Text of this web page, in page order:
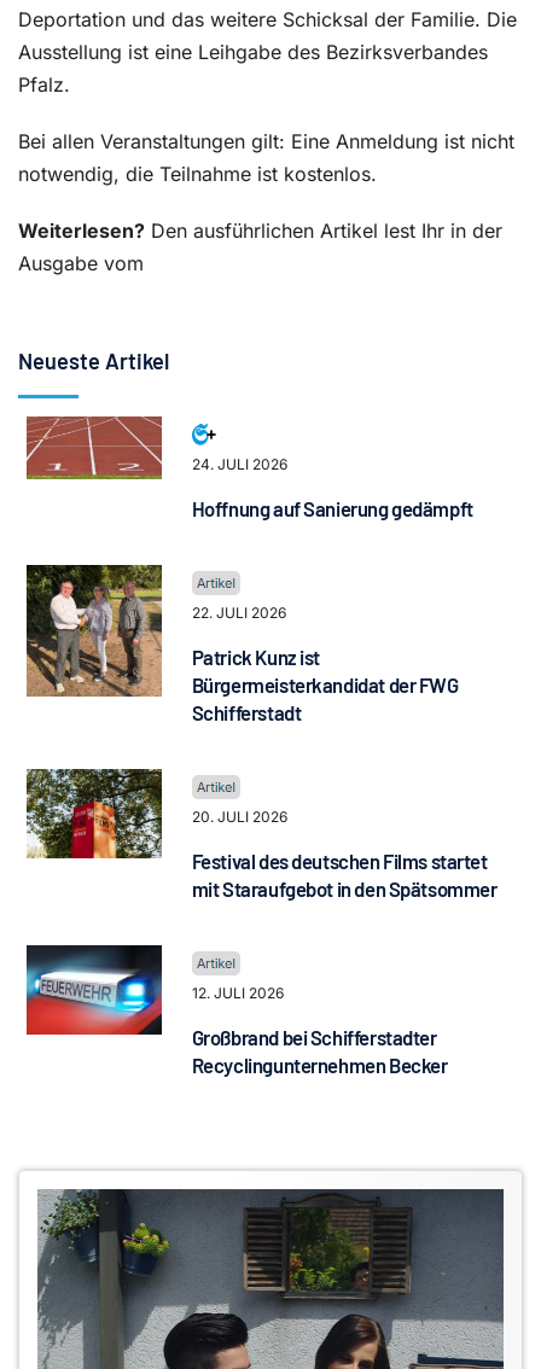
Deportation und das weitere Schicksal der Familie. Die
Ausstellung ist eine Leihgabe des Bezirksverbandes
Pfalz.
Bei allen Veranstaltungen gilt: Eine Anmeldung ist nicht
notwendig, die Teilnahme ist kostenlos.
Weiterlesen? Den ausführlichen Artikel lest Ihr in der
Ausgabe vom
Neueste Artikel
24. JULI 2026
Hoffnung auf Sanierung gedämpft
22. JULI 2026
Patrick Kunz ist
Bürgermeisterkandidat der FWG
Schifferstadt
20. JULI 2026
Festival des deutschen Films startet
mit Staraufgebot in den Spätsommer
12. JULI 2026
Großbrand bei Schifferstadter
Recyclingunternehmen Becker